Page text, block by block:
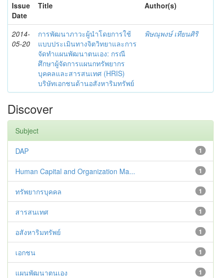
Issue
Date
Title Author(s)
2014-
05-20
การพัฒนาภาวะผู้นำโดยการใช้
แบบประเมินทางจิตวิทยาและการ
จัดทำแผนพัฒนาตนเอง: กรณี
ศึกษาผู้จัดการแผนกทรัพยากร
บุคคลและสารสนเทศ (HRIS)
บริษัทเอกชนด้านอสังหาริมทรัพย์
พิษณุพงษ์ เทียนศิริ
Discover
Subject
1
DAP
1
Human Capital and Organization Ma...
1
ทรัพยากรบุคคล
1
สารสนเทศ
1
อสังหาริมทรัพย์
1
เอกชน
1
แผนพัฒนาตนเอง